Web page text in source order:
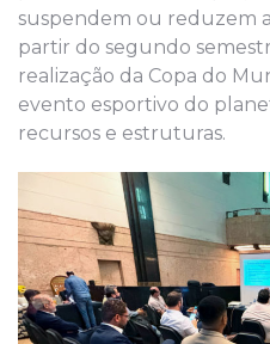
suspendem ou reduzem
partir do segundo
realização da Copa do
evento esportivo do
recursos e estruturas.